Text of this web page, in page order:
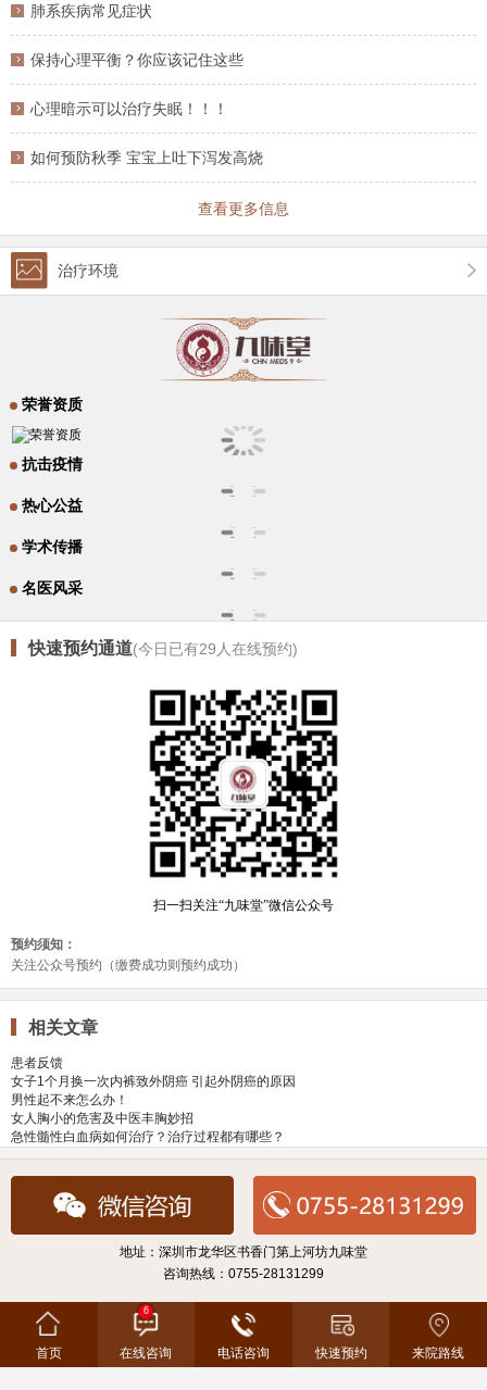
肺系疾病常见症状
保持心理平衡？你应该记住这些
心理暗示可以治疗失眠！！！
如何预防秋季 宝宝上吐下泻发高烧
查看更多信息
治疗环境
荣誉资质
抗击疫情
热心公益
学术传播
名医风采
快速预约通道(今日已有29 人在线预约)
相关文章
患者反馈
女子1个月换一次内裤致外阴癌 引起外阴癌的原因
男性起不来怎么办！
女人胸小的危害及中医丰胸妙招
急性髓性白血病如何治疗？治疗过程都有哪些？
地址：深圳市龙华区书香门第上河坊九味堂
咨询热线：0755-28131299
首页
6
在线咨询 电话咨询 快速预约 来院路线